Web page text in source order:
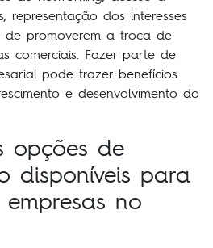
representação dos interesses
de promoverem a troca de
comerciais. Fazer parte de
pode trazer benefícios
e desenvolvimento do
opções de
disponíveis para
no